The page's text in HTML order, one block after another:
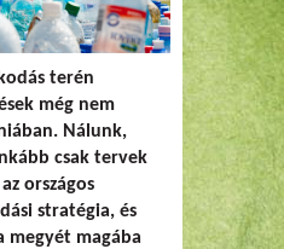
terén
még nem
Nálunk,
csak tervek
országos
stratégia, és
megyét magába